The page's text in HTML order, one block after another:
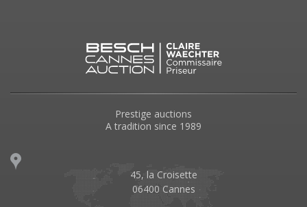
Prestige auctions
A tradition since 1989
45, la Croisette
06400 Cannes